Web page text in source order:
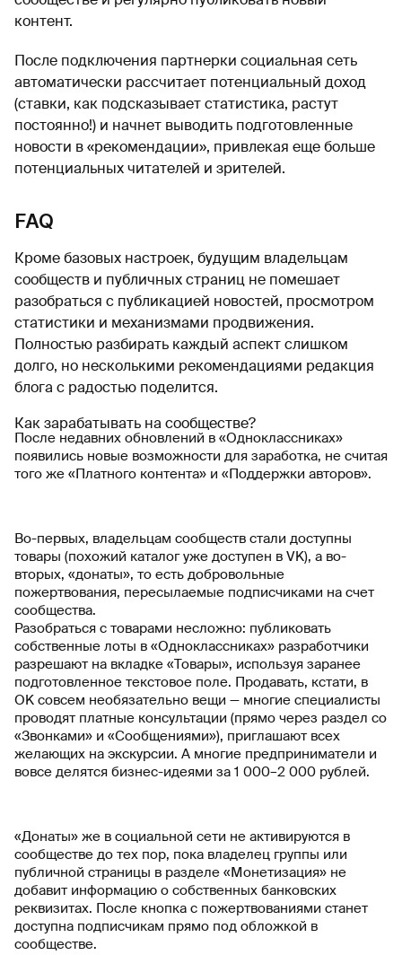
контент.
После подключения партнерки социальная сеть
автоматически рассчитает потенциальный доход
(ставки, как подсказывает статистика, растут
постоянно!) и начнет выводить подготовленные
новости в «рекомендации», привлекая еще больше
потенциальных читателей и зрителей.
FAQ
Кроме базовых настроек, будущим владельцам
сообществ и публичных страниц не помешает
разобраться с публикацией новостей, просмотром
статистики и механизмами продвижения.
Полностью разбирать каждый аспект слишком
долго, но несколькими рекомендациями редакция
блога с радостью поделится.
Как зарабатывать на сообществе?
После недавних обновлений в «Одноклассниках»
появились новые возможности для заработка, не считая
того же «Платного контента» и «Поддержки авторов».
Во-первых, владельцам сообществ стали доступны
товары (похожий каталог уже доступен в VK), а во-
вторых, «донаты», то есть добровольные
пожертвования, пересылаемые подписчиками на счет
сообщества.
Разобраться с товарами несложно: публиковать
собственные лоты в «Одноклассниках» разработчики
разрешают на вкладке «Товары», используя заранее
подготовленное текстовое поле. Продавать, кстати, в
OK совсем необязательно вещи — многие специалисты
проводят платные консультации (прямо через раздел со
«Звонками» и «Сообщениями»), приглашают всех
желающих на экскурсии. А многие предприниматели и
вовсе делятся бизнес-идеями за 1 000–2 000 рублей.
«Донаты» же в социальной сети не активируются в
сообществе до тех пор, пока владелец группы или
публичной страницы в разделе «Монетизация» не
добавит информацию о собственных банковских
реквизитах. После кнопка с пожертвованиями станет
доступна подписчикам прямо под обложкой в
сообществе.